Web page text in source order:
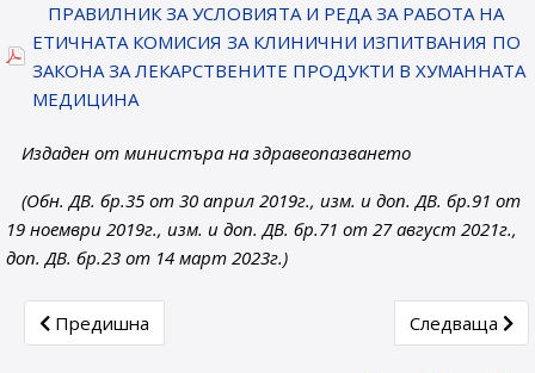
ПРАВИЛНИК ЗА УСЛОВИЯТА И РЕДА ЗА РАБОТА НА
ЕТИЧНАТА КОМИСИЯ ЗА КЛИНИЧНИ ИЗПИТВАНИЯ ПО
ЗАКОНА ЗА ЛЕКАРСТВЕНИТЕ ПРОДУКТИ В ХУМАННАТА
МЕДИЦИНА
Издаден от министъра на здравеопазването
(Обн. ДВ. бр.35 от 30 април 2019г., изм. и доп. ДВ. бр.91 от
19 ноември 2019г., изм. и доп. ДВ. бр.71 от 27 август 2021г.,
доп. ДВ. бр.23 от 14 март 2023г.)
Previous article: На вниманието на възложителите на
Предишна Next article:
Следваща